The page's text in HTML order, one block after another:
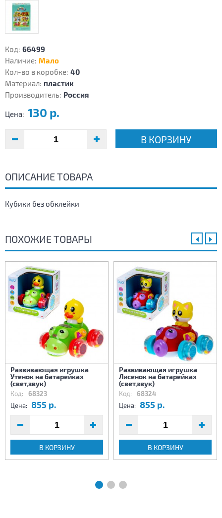
Код: 66499
Наличие: Мало
Кол-во в коробке: 40
Материал: пластик
Производитель: Россия
Цена: 130 р.
В КОРЗИНУ
ОПИСАНИЕ ТОВАРА
Кубики без обклейки
ПОХОЖИЕ ТОВАРЫ
Развивающая игрушка
Утенок на батарейках
(свет,звук)
Код: 68323
Цена: 855 р.
В КОРЗИНУ
Развивающая игрушка
Лисенок на батарейках
(свет,звук)
Код: 68324
Цена: 855 р.
В КОРЗИНУ